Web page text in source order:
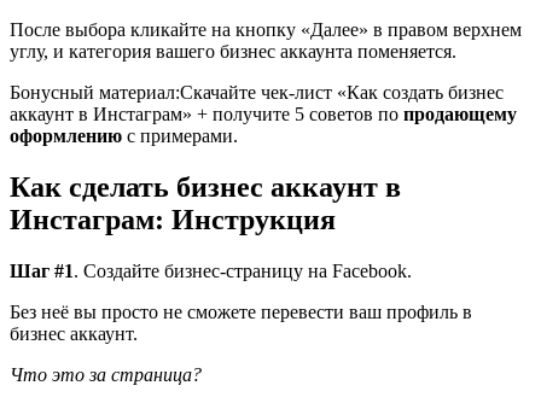
После выбора кликайте на кнопку «Далее» в правом верхнем
углу, и категория вашего бизнес аккаунта поменяется.
Бонусный материал:Скачайте чек-лист «Как создать бизнес
аккаунт в Инстаграм» + получите 5 советов по продающему
оформлению с примерами.
Как сделать бизнес аккаунт в
Инстаграм: Инструкция
Шаг #1. Создайте бизнес-страницу на Facebook.
Без неё вы просто не сможете перевести ваш профиль в
бизнес аккаунт.
Что это за страница?